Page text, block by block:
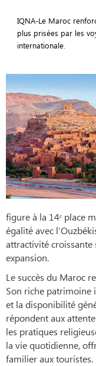
IQNA-Le Maroc
plus prisées par les
internationale.
figure à la 14ᵉ place
égalité avec
attractivité
expansion.
Le succès du Maroc
Son riche patrimoine
et la disponibilité
répondent aux
les pratiques
la vie quotidienne,
familier aux touristes.